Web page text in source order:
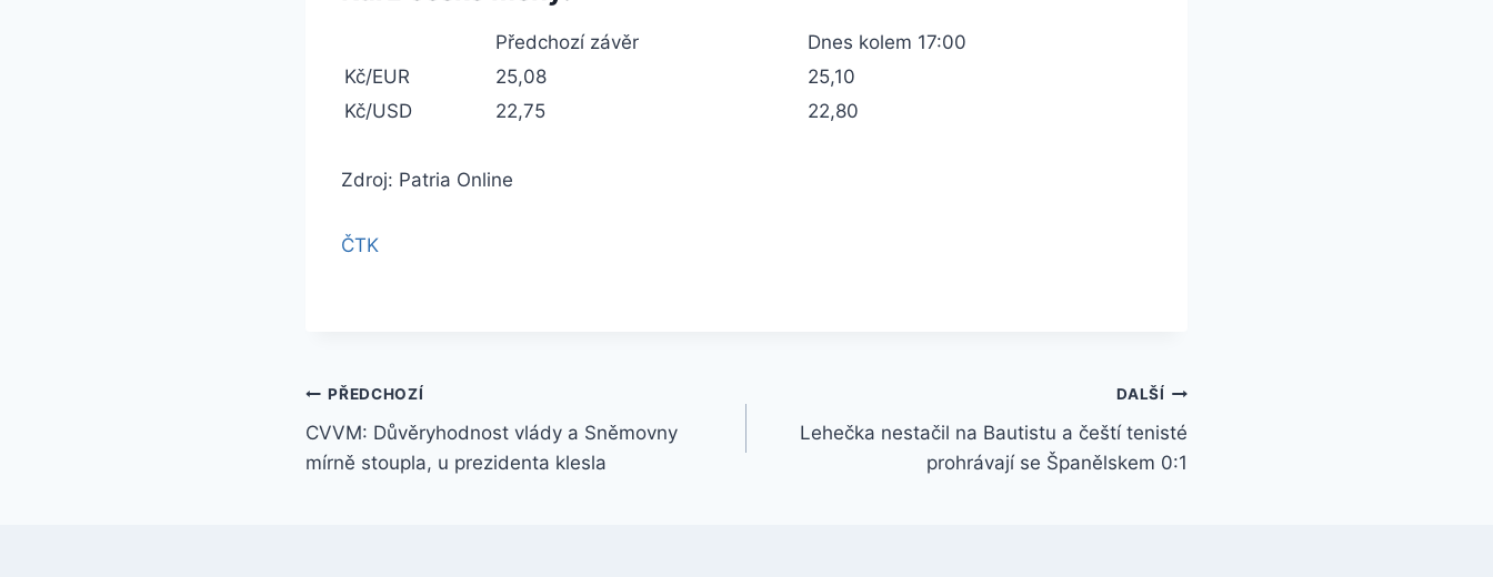
Předchozí závěr
Dnes kolem 17:00
Kč/EUR
25,08
25,10
Kč/USD
22,75 22,80
Zdroj: Patria Online
ČTK
Navigace
pro
PŘEDCHOZÍ
CVVM: Důvěryhodnost vlády a Sněmovny
mírně stoupla, u prezidenta klesla
DALŠÍ
Lehečka nestačil na Bautistu a čeští tenisté
prohrávají se Španělskem 0:1